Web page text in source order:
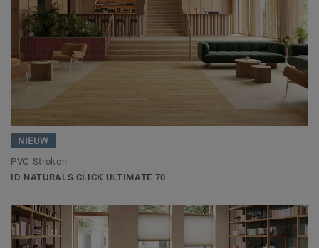
NIEUW
PVC-Stroken
ID NATURALS CLICK ULTIMATE 70